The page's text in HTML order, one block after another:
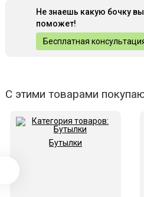
Не знаешь какую бочку
поможет!
Бесплатная
С этими товарами
Бутылки